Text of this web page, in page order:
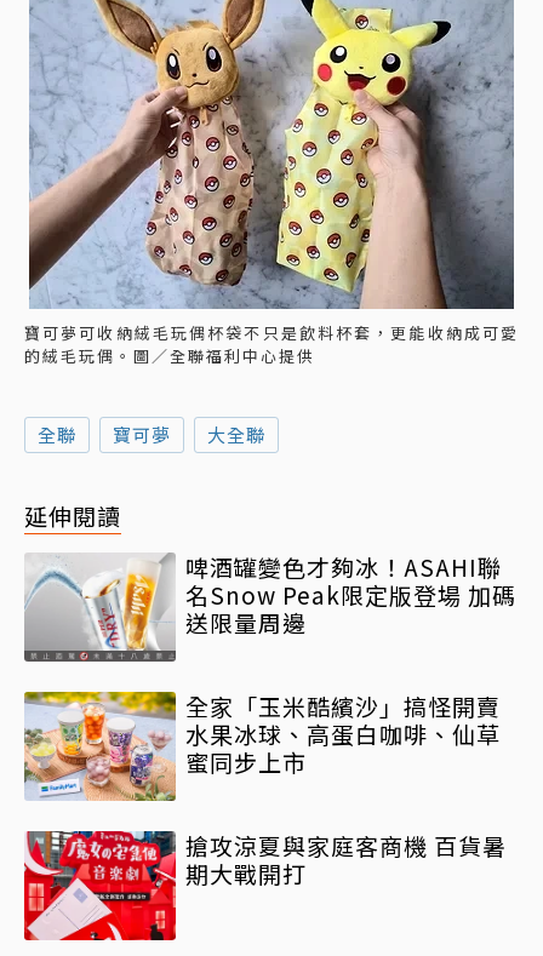
寶可夢可收納絨毛玩偶杯袋不只是飲料杯套，更能收納成可愛
的絨毛玩偶。圖／全聯福利中心提供
全聯 寶可夢 大全聯
延伸閱讀
啤酒罐變色才夠冰！ASAHI聯
名Snow Peak限定版登場 加碼
送限量周邊
全家「玉米酷繽沙」搞怪開賣
水果冰球、高蛋白咖啡、仙草
蜜同步上市
搶攻涼夏與家庭客商機 百貨暑
期大戰開打